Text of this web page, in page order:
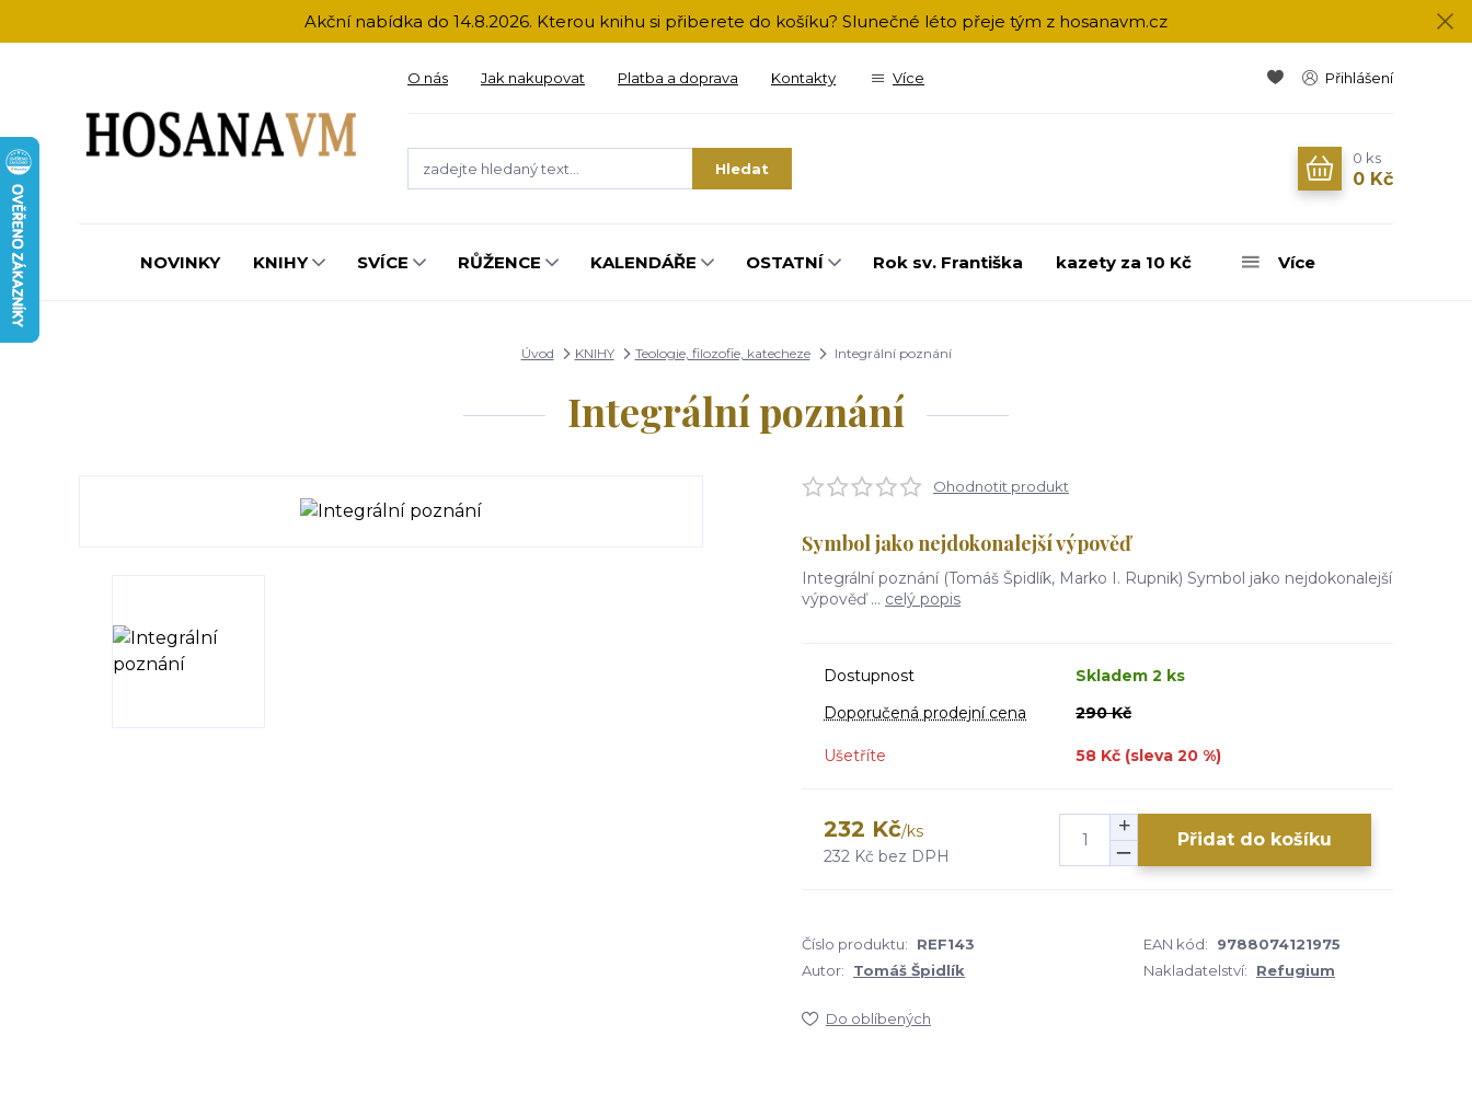
Akční nabídka do 14.8.2026. Kterou knihu si přiberete do košíku? Slunečné léto přeje tým z hosanavm.cz
O nás Jak nakupovat Platba a doprava Kontakty Více Přihlášení
Hledat
0 ks
0 Kč
NOVINKY KNIHY SVÍCE RŮŽENCE KALENDÁŘE OSTATNÍ Rok sv. Františka kazety za 10 Kč Více
Úvod KNIHY Teologie, filozofie, katecheze Integrální poznání
Integrální poznání
Ohodnotit produkt
Symbol jako nejdokonalejší výpověď
Integrální poznání (Tomáš Špidlík, Marko I. Rupnik) Symbol jako nejdokonalejší
výpověď ... celý popis
Dostupnost
Skladem 2 ks
Doporučená prodejní cena
290 Kč
Ušetříte 58 Kč (sleva 20 %)
232 Kč/ks
232 Kč bez DPH
Přidat do košíku
Číslo produktu: REF143 EAN kód:
9788074121975
Autor:
Tomáš Špidlík Nakladatelství: Refugium
Do oblíbených